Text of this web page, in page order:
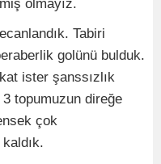
olmayız.
Tabiri
golünü bulduk.
ister şanssızlık
topumuzun direğe
çok